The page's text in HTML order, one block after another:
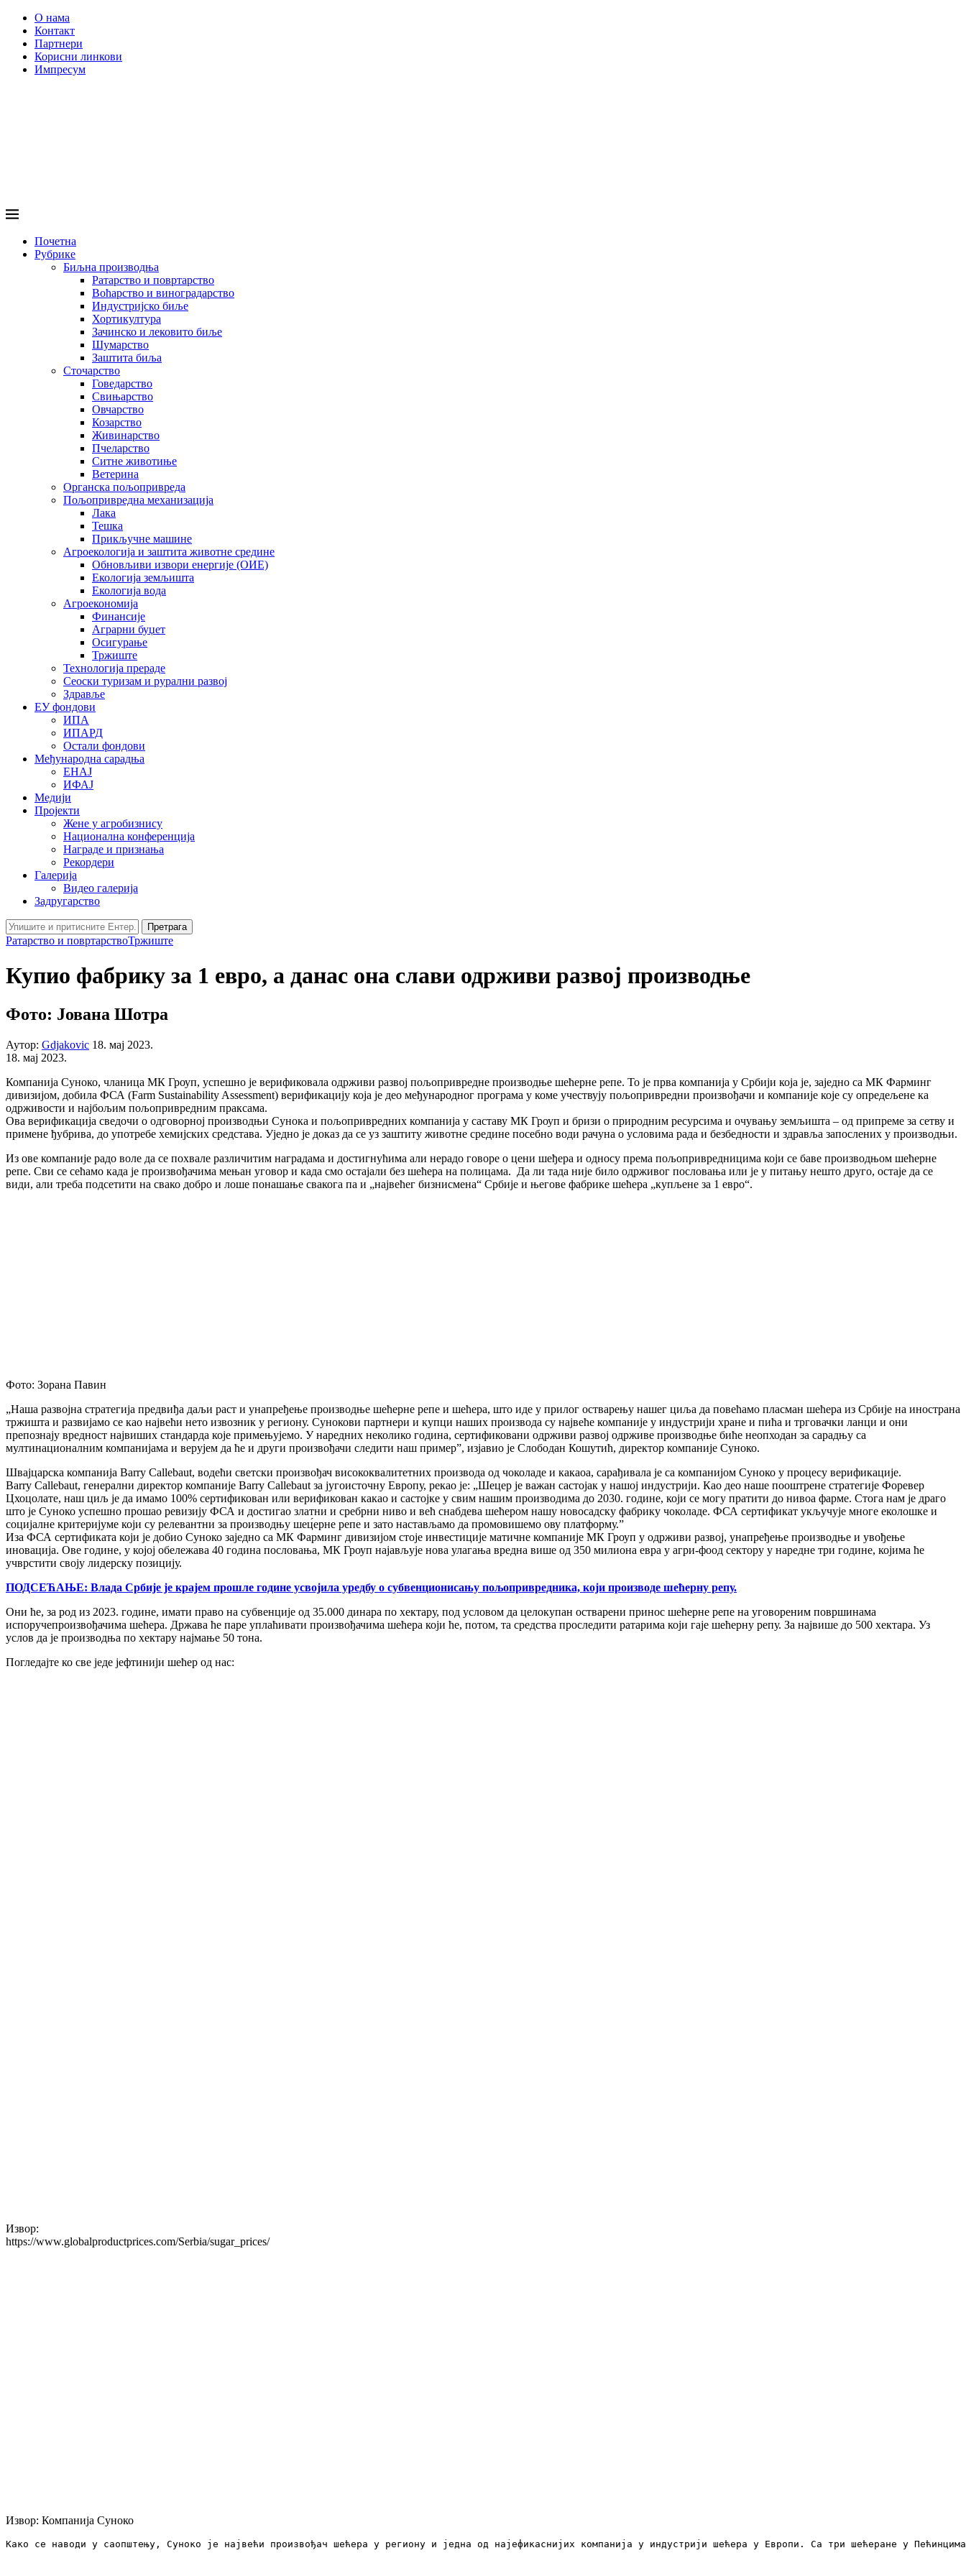
О нама
Контакт
Партнери
Корисни линкови
Импресум
Почетна
Рубрике
Биљна производња
Ратарство и повртарство
Воћарство и виноградарство
Индустријско биље
Хортикултура
Зачинско и лековито биље
Шумарство
Заштита биља
Сточарство
Говедарство
Свињарство
Овчарство
Козарство
Живинарство
Пчеларство
Ситне животиње
Ветерина
Органска пољопривреда
Пољопривредна механизација
Лака
Тешка
Прикључне машине
Агроекологија и заштита животне средине
Обновљиви извори енергије (ОИЕ)
Екологија земљишта
Екологија вода
Агроекономија
Финансије
Аграрни буџет
Осигурање
Тржиште
Технологија прераде
Сеоски туризам и рурални развој
Здравље
ЕУ фондови
ИПА
ИПАРД
Остали фондови
Међународна сарадња
ЕНАЈ
ИФАЈ
Медији
Пројекти
Жене у агробизнису
Национална конференција
Награде и признања
Рекордери
Галерија
Видео галерија
Задругарство
Претрага
Ратарство и повртарствоТржиште
Купио фабрику за 1 евро, а данас она слави одрживи развој производње
Фото: Јована Шотра
Аутор: Gdjakovic 18. мај 2023.
18. мај 2023.
Компанија Суноко, чланица МК Гроуп, успешно је верификовала одрживи развој пољопривредне производње шећерне репе. То је прва компанија у Србији која је, заједно са МК Фарминг
дивизијом, добила ФСА (Farm Sustainability Assessment) верификацију која је део међународног програма у коме учествују пољопривредни произвођачи и компаније које су опредељене ка
одрживости и најбољим пољопривредним праксама.
Ова верификација сведочи о одговорној производњи Сунока и пољопривредних компанија у саставу МК Гроуп и бризи о природним ресурсима и очувању земљишта – од припреме за сетву и
примене ђубрива, до употребе хемијских средстава. Уједно је доказ да се уз заштиту животне средине посебно води рачуна о условима рада и безбедности и здравља запослених у производњи.
Из ове компаније радо воле да се похвале различитим наградама и достигнућима али нерадо говоре о цени шеђера и односу према пољопривредницима који се баве производњом шећерне
репе. Сви се сећамо када је произвођачима мењан уговор и када смо остајали без шећера на полицама. Да ли тада није било одрживог пословања или је у питању нешто друго, остаје да се
види, али треба подсетити на свако добро и лоше понашање свакога па и „највећег бизнисмена“ Србије и његове фабрике шећера „купљене за 1 евро“.
Фото: Зорана Павин
„Наша развојна стратегија предвиђа даљи раст и унапређење производње шећерне репе и шећера, што иде у прилог остварењу нашег циља да повећамо пласман шећера из Србије на инострана
тржишта и развијамо се као највећи нето извозник у региону. Сунокови партнери и купци наших производа су највеће компаније у индустрији хране и пића и трговачки ланци и они
препознају вредност највиших стандарда које примењујемо. У наредних неколико година, сертификовани одрживи развој одрживе производње биће неопходан за сарадњу са
мултинационалним компанијама и верујем да ће и други произвођачи следити наш пример”, изјавио је Слободан Кошутић, директор компаније Суноко.
Швајцарска компанија Barry Callebaut, водећи светски произвођач висококвалитетних производа од чоколаде и какаоа, сарађивала је са компанијом Суноко у процесу верификације.
Barry Callebaut, генерални директор компаније Barry Callebaut за југоисточну Европу, рекао је: „Шецер је важан састојак у нашој индустрији. Као део наше пооштрене стратегије Форевер
Цхоцолате, наш циљ је да имамо 100% сертификован или верификован какао и састојке у свим нашим производима до 2030. године, који се могу пратити до нивоа фарме. Стога нам је драго
што је Суноко успешно прошао ревизију ФСА и достигао златни и сребрни ниво и већ снабдева шећером нашу новосадску фабрику чоколаде. ФСА сертификат укључује многе еколошке и
социјалне критеријуме који су релевантни за производњу шец́ерне репе и зато настављамо да промовишемо ову платформу.”
Иза ФСА сертификата који је добио Суноко заједно са МК Фарминг дивизијом стоје инвестиције матичне компаније МК Гроуп у одрживи развој, унапређење производње и увођење
иновација. Ове године, у којој обележава 40 година пословања, МК Гроуп најављује нова улагања вредна више од 350 милиона евра у агри-фоод сектору у наредне три године, којима ће
учврстити своју лидерску позицију.
ПОДСЕЋАЊЕ: Влада Србије је крајем прошле године усвојила уредбу о субвенционисању пољопривредника, који производе шећерну репу.
Они ће, за род из 2023. године, имати право на субвенције од 35.000 динара по хектару, под условом да целокупан остварени принос шећерне репе на уговореним површинама
испоручепроизвођачима шећера. Држава ће паре уплаћивати произвођачима шећера који ће, потом, та средства проследити ратарима који гаје шећерну репу. За највише до 500 хектара. Уз
услов да је производња по хектару најмање 50 тона.
Погледајте ко све једе јефтинији шећер од нас:
Извор:
https://www.globalproductprices.com/Serbia/sugar_prices/
Извор: Компанија Суноко
Како се наводи у саопштењу, Суноко је највећи произвођач шећера у региону и једна од најефикаснијих компанија у индустрији шећера у Европи. Са три шећеране у